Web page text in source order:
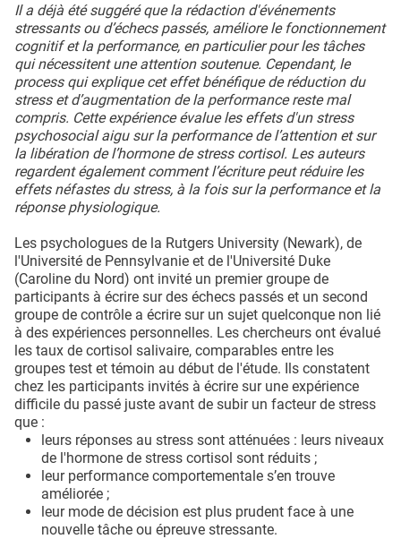
Il a déjà été suggéré que la rédaction d'événements
stressants ou d’échecs passés, améliore le fonctionnement
cognitif et la performance, en particulier pour les tâches
qui nécessitent une attention soutenue. Cependant, le
process qui explique cet effet bénéfique de réduction du
stress et d’augmentation de la performance reste mal
compris. Cette expérience évalue les effets d'un stress
psychosocial aigu sur la performance de l’attention et sur
la libération de l’hormone de stress cortisol. Les auteurs
regardent également comment l’écriture peut réduire les
effets néfastes du stress, à la fois sur la performance et la
réponse physiologique.
Les psychologues de la Rutgers University (Newark), de
l'Université de Pennsylvanie et de l'Université Duke
(Caroline du Nord) ont invité un premier groupe de
participants à écrire sur des échecs passés et un second
groupe de contrôle a écrire sur un sujet quelconque non lié
à des expériences personnelles. Les chercheurs ont évalué
les taux de cortisol salivaire, comparables entre les
groupes test et témoin au début de l'étude. Ils constatent
chez les participants invités à écrire sur une expérience
difficile du passé juste avant de subir un facteur de stress
que :
leurs réponses au stress sont atténuées : leurs niveaux
de l'hormone de stress cortisol sont réduits ;
leur performance comportementale s’en trouve
améliorée ;
leur mode de décision est plus prudent face à une
nouvelle tâche ou épreuve stressante.